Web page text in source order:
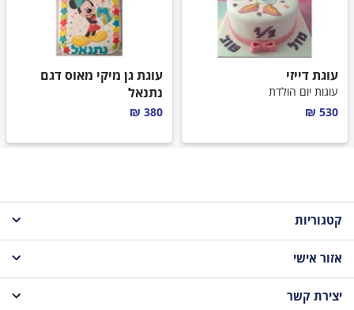
עוגת דייזי
עוגות יום הולדת
530 ₪
עוגת גן מיקי מאוס דגם
נתנאל
עוגת יום הולדת מעוצבת לילדים
380 ₪
קטגוריות
עוגות לקטנטנים
עוגות לבנות
אזור אישי
עגלת קניות
יצירת קשר